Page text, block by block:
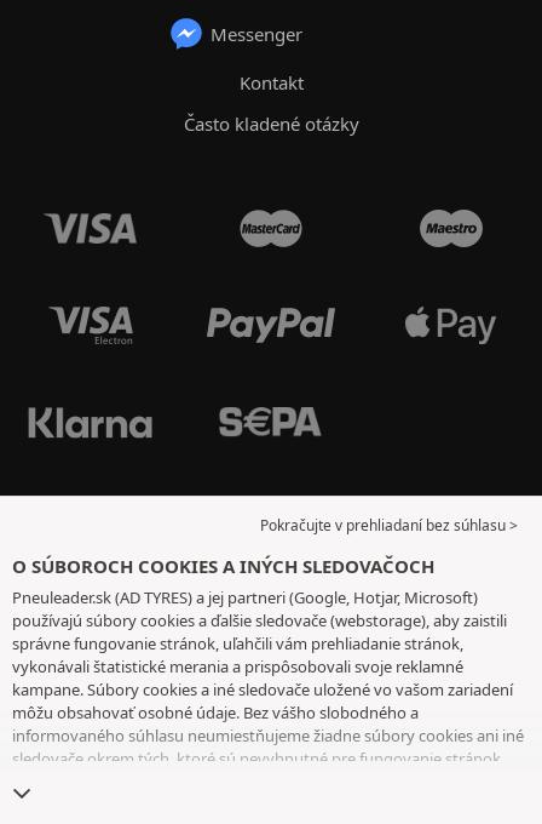
Messenger
Kontakt
Často kladené otázky
Pokračujte v prehliadaní bez súhlasu >
O SÚBOROCH COOKIES A INÝCH SLEDOVAČOCH
Pneuleader.sk (AD TYRES) a jej partneri (Google, Hotjar, Microsoft)
používajú súbory cookies a ďalšie sledovače (webstorage), aby zaistili
správne fungovanie stránok, uľahčili vám prehliadanie stránok,
vykonávali štatistické merania a prispôsobovali svoje reklamné
kampane. Súbory cookies a iné sledovače uložené vo vašom zariadení
môžu obsahovať osobné údaje. Bez vášho slobodného a
informovaného súhlasu neumiestňujeme žiadne súbory cookies ani iné
sledovače okrem tých, ktoré sú nevyhnutné pre fungovanie stránok.
odvolať tak, že prejdete na